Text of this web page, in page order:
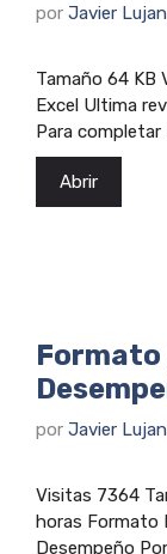
por Javier Lujan
Tamaño 64
Excel Ultima
Para
Abrir
Formato
por Javier Lujan
Visitas 7364
horas Formato
Desempeño